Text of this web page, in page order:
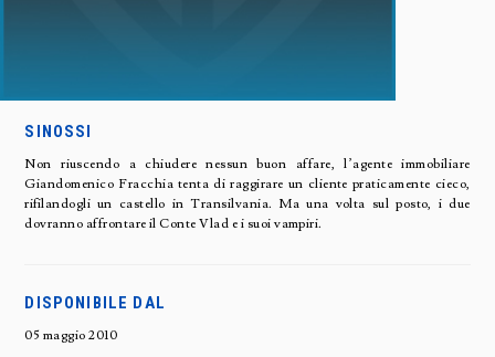
SINOSSI
Non riuscendo a chiudere nessun buon affare, l’agente immobiliare
Giandomenico Fracchia tenta di raggirare un cliente praticamente cieco,
rifilandogli un castello in Transilvania. Ma una volta sul posto, i due
dovranno affrontare il Conte Vlad e i suoi vampiri.
DISPONIBILE DAL
05 maggio 2010